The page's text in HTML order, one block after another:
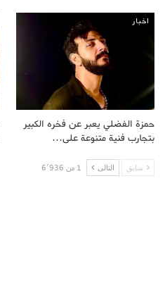
اخبار
حمزة الفضلي يعبر عن فخره الكبير
بتجارب فنية متنوعة على…
سابق التالى 1 من 6٬936